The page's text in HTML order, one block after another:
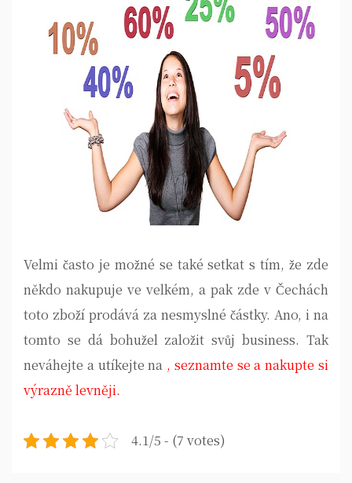
Velmi často je možné se také setkat s tím, že zde
někdo nakupuje ve velkém, a pak zde v Čechách
toto zboží prodává za nesmyslné částky. Ano, i na
tomto se dá bohužel založit svůj business. Tak
neváhejte a utíkejte na , seznamte se a nakupte si
výrazně levněji.
4.1/5 - (7 votes)